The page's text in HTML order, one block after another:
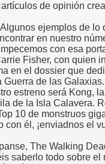
de opinión
ejemplos de lo
en nuestro
con esa
Fisher, con quien
en el dossier que
Guerra de las
estreno será Kong,
de la Isla Calavera.
10 de monstruos
con él, ¡enviadnos el
The Walking
saberlo todo sobre el